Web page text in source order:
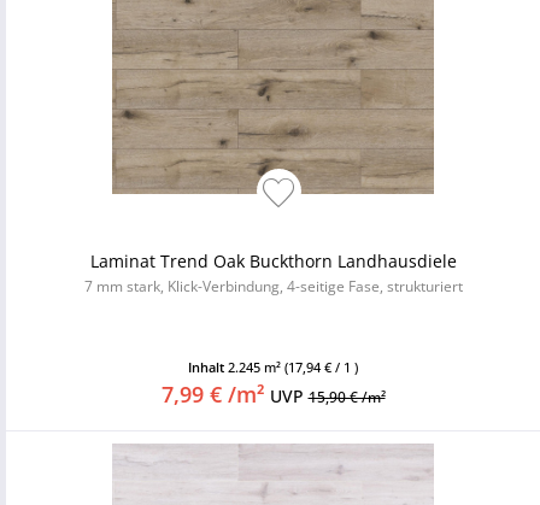
Laminat Trend Oak Buckthorn Landhausdiele
7 mm stark, Klick-Verbindung, 4-seitige Fase, strukturiert
Inhalt 2.245 m² (17,94 € / 1 )
7,99 € /m² UVP15,90 € /m²